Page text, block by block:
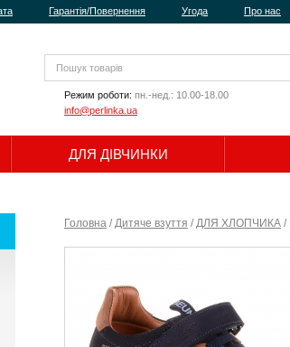
Гарантія/Повернення Угода Про нас
Режим роботи: пн.-нед.: 10.00-18.00
info@perlinka.ua
ДЛЯ ДІВЧИНКИ
Головна /Дитяче взуття /ДЛЯ ХЛОПЧИКА /